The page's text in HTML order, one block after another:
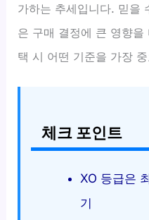
가하는 추세입니다. 믿을
은 구매 결정에 큰 영향
택 시 어떤 기준을 가장
체크 포인트
XO 등급은
기